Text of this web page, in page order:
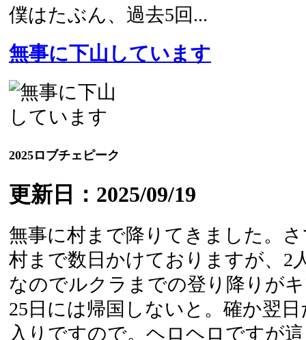
僕はたぶん、過去5回...
無事に下山しています
2025ロブチェピーク
更新日：2025/09/19
無事に村まで降りてきました。
村まで数日かけておりますが、2
なのでルクラまでの登り降りが
25日には帰国しないと。確か翌
入りですので。ヘロヘロですが